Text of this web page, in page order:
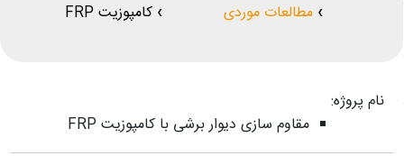
❯ مطالعات موردی
❯ کامپوزیت FRP
نام پروژه:
مقاوم سازی دیوار برشی با کامپوزیت FRP